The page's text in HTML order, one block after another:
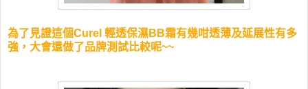
為了見證這個Curel 輕透保濕BB霜有幾咁透薄及延展性有多
強，大會還做了品牌測試比較呢~~